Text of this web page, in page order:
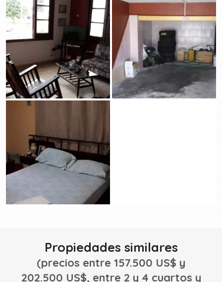
Propiedades similares
(precios entre 157.500 US$ y
202.500 US$, entre 2 y 4 cuartos y